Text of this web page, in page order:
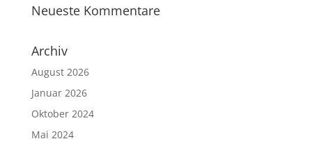
Neueste Kommentare
Archiv
August 2026
Januar 2026
Oktober 2024
Mai 2024